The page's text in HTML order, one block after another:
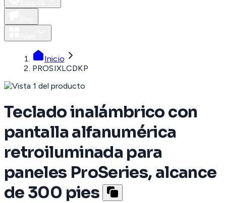
Inicio
PROSIXLCDKP
Teclado inalámbrico con
pantalla alfanumérica
retroiluminada para
paneles ProSeries, alcance
de 300 pies